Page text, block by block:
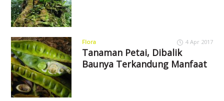
Flora 4 Apr 2017
Tanaman Petai, Dibalik
Baunya Terkandung Manfaat